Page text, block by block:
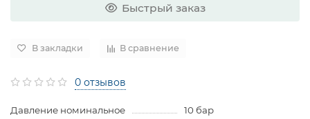
Быстрый заказ
В закладки В сравнение
0 отзывов
Давление номинальное
10 бар